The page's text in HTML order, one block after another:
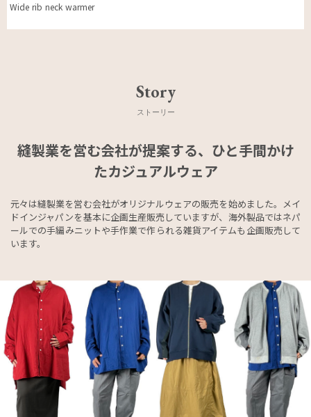
Wide rib neck warmer
Story
ストーリー
縫製業を営む会社が提案する、ひと手間かけ
たカジュアルウェア
元々は縫製業を営む会社がオリジナルウェアの販売を始めました。メイ
ドインジャパンを基本に企画生産販売していますが、海外製品ではネパ
ールでの手編みニットや手作業で作られる雑貨アイテムも企画販売して
います。